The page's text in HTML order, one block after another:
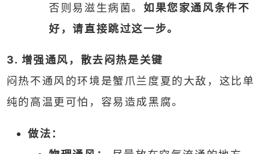
否则易滋生病菌。 如果您家通风条件不
好，请直接跳过这一步。
3. 增强通风，散去闷热是关键
闷热不通风的环境是蟹爪兰度夏的大敌，这比单
纯的高温更可怕，容易造成黑腐。
做法：